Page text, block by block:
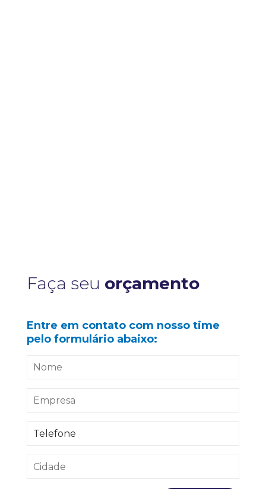
Faça seu orçamento
Entre em contato com nosso time
pelo formulário abaixo: